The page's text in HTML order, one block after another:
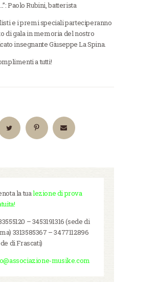
Paolo Rubini, batterista
e i premi speciali parteciperanno
di gala in memoria del nostro
insegnante Giuseppe La Spina.
a tutti!
la tualezione di prova
– 3453191316 (sede di
3313585367 – 3477112896
di Frascati)
musike.com